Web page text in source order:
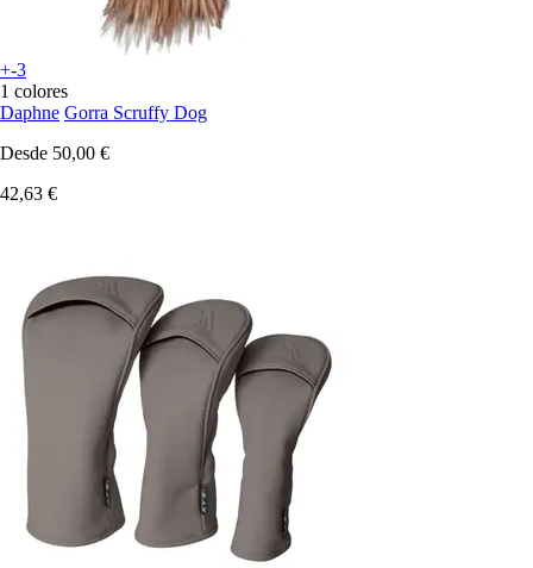
+-3
1 colores
Daphne Gorra Scruffy Dog
Desde 50,00 €
42,63 €